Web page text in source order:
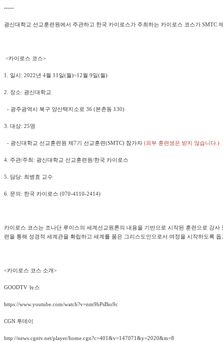
-----
광신대학교 선교훈련원에서 주관하고 한국 카이로스가 주최하는 카이로스 코스가 SMTC
<카이로스 코스>
1. 일시: 2022년 4월 11일(월)~12월 9일(월)
2. 장소: 광신대학교
- 광주광역시 북구 양산택지소로 36 (본촌동 130)
3. 대상: 25명
- 광신대학교 선교훈련원 제7기 선교훈련(SMTC) 참가자 (외부 훈련생은 받지 않습니다.)
4. 주관/주최: 광신대학교 선교훈련원/한국 카이로스
5. 담당: 최병효 교수
6. 문의: 한국 카이로스 (070-4110-2414)
카이로스 코스는 조나단 루이스의 세계선교원론의 내용을 기반으로 시작된 훈련으로 강
련을 통해 성경적 세계관을 확립하고 세계를 품은 그리스도인으로서 여정을 시작하도록
<카이로스 코스 소개>
GOODTV 뉴스
https://www.youtube.com/watch?v=nm9bPsBio9c
CGN 투데이
http://news.cgntv.net/player/home.cgn?c=401&v=147071&y=2020&m=8